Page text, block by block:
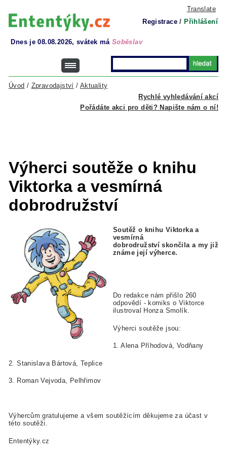
Translate
Registrace / Přihlášení
Dnes je 08.08.2026, svátek má Soběslav
Rychlé vyhledávání akcí
Úvod / Zpravodajství / Aktuality
Pořádáte akci pro děti? Napište nám o ní!
Výherci soutěže o knihu
Viktorka a vesmírná
dobrodružství
Soutěž o knihu Viktorka a
vesmírná
dobrodružstvískončila a my již
známe její výherce.
Do redakce nám přišlo 260
odpovědí - komiks o Viktorce
ilustroval Honza Smolík.
Výherci soutěže jsou:
1. Alena Příhodová, Vodňany
2. Stanislava Bártová, Teplice
3. Roman Vejvoda, Pelhřimov
Výhercům gratulujeme a všem soutěžícím děkujeme za účast v
této soutěži.
Ententýky.cz